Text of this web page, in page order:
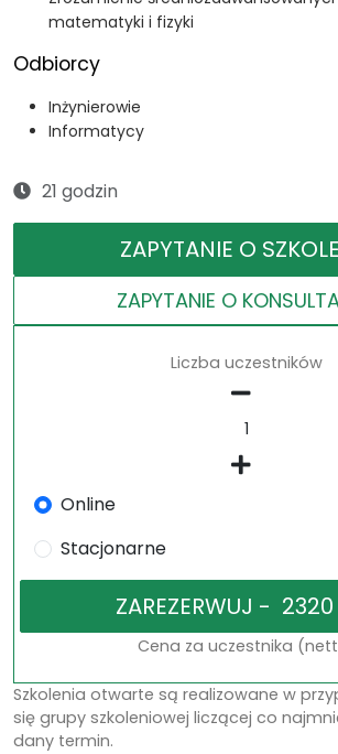
matematyki i fizyki
Odbiorcy
Inżynierowie
Informatycy
21 godzin
ZAPYTANIE O
ZAPYTANIE O
Liczba uczestników
Online
Stacjonarne
Cena za uczestnika
Szkolenia otwarte są realizowane w
się grupy szkoleniowej liczącej co
dany termin.